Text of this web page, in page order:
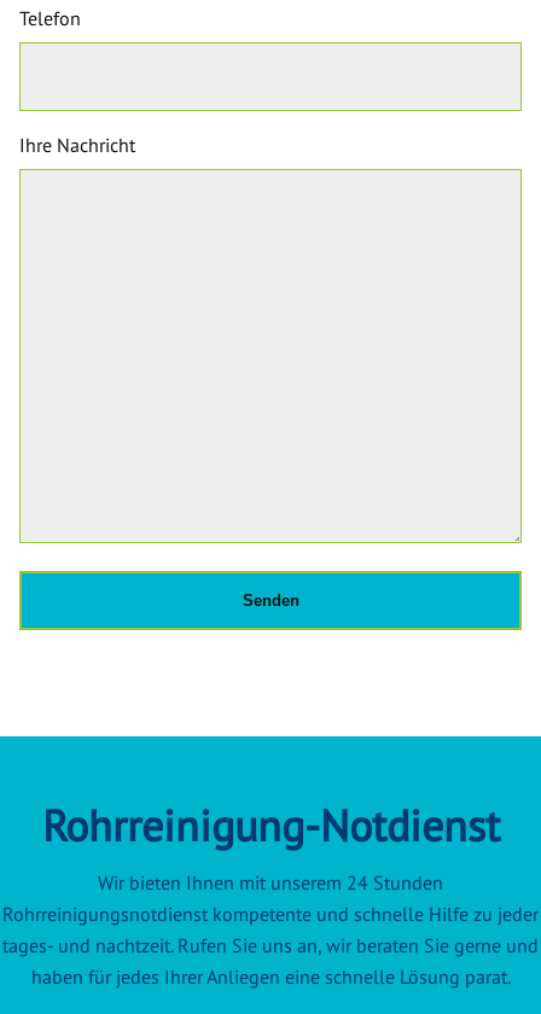
Telefon
Ihre Nachricht
Rohrreinigung-Notdienst
Wir bieten Ihnen mit unserem 24 Stunden
Rohrreinigungsnotdienst kompetente und schnelle Hilfe zu jeder
tages- und nachtzeit. Rufen Sie uns an, wir beraten Sie gerne und
haben für jedes Ihrer Anliegen eine schnelle Lösung parat.